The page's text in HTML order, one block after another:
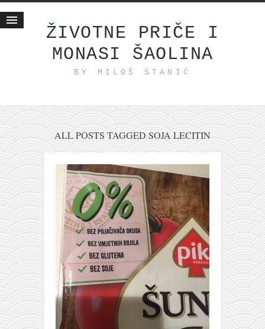
ŽIVOTNE PRIČE I
MONASI ŠAOLINA
BY MILOŠ STANIĆ
Životne priče
internet poslovanje
ishranom do zdravlja
moj haiku
momenti i mesta
bonus sadržaj
Svetlopis
zakonopravilo
duhovni otac
pravoslavlje
zabranjena istorija
porodične priče
ALL POSTS TAGGED SOJA LECITIN